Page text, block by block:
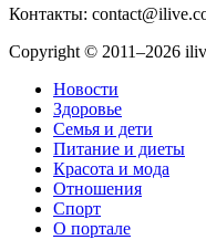
Контакты:
Copyright © 2011–2026
Новости
Здоровье
Семья и дети
Питание и диеты
Красота и мода
Отношения
Спорт
О портале